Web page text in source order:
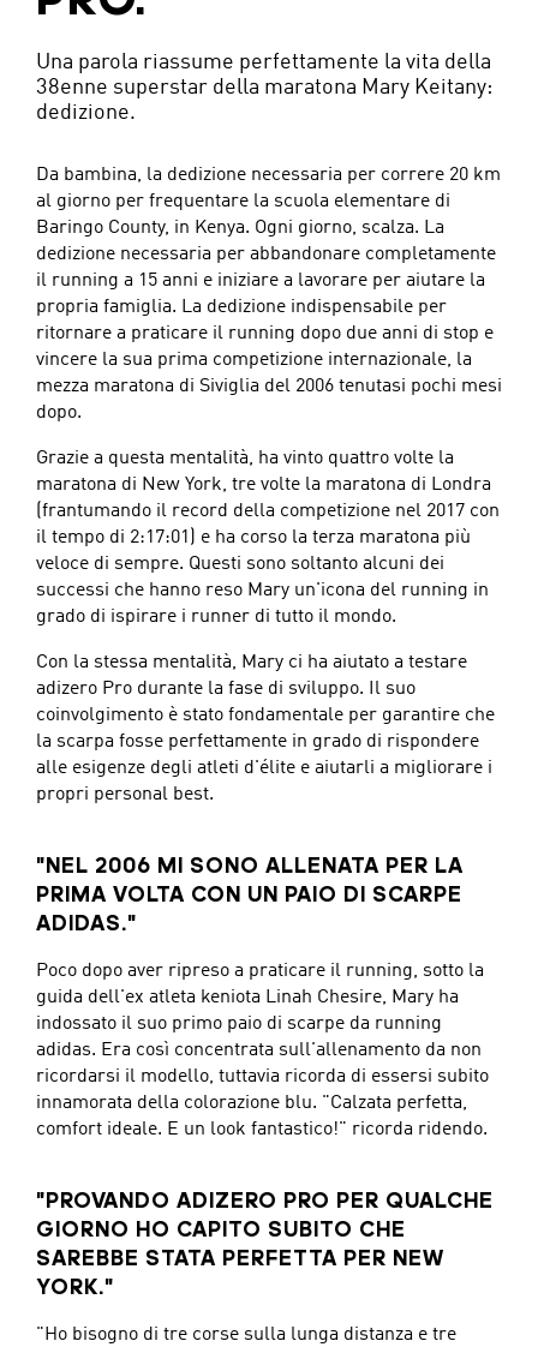
Una parola riassume perfettamente la vita della
38enne superstar della maratona Mary Keitany:
dedizione.
Da bambina, la dedizione necessaria per correre 20 km
al giorno per frequentare la scuola elementare di
Baringo County, in Kenya. Ogni giorno, scalza. La
dedizione necessaria per abbandonare completamente
il running a 15 anni e iniziare a lavorare per aiutare la
propria famiglia. La dedizione indispensabile per
ritornare a praticare il running dopo due anni di stop e
vincere la sua prima competizione internazionale, la
mezza maratona di Siviglia del 2006 tenutasi pochi mesi
dopo.
Grazie a questa mentalità, ha vinto quattro volte la
maratona di New York, tre volte la maratona di Londra
(frantumando il record della competizione nel 2017 con
il tempo di 2:17:01) e ha corso la terza maratona più
veloce di sempre. Questi sono soltanto alcuni dei
successi che hanno reso Mary un'icona del running in
grado di ispirare i runner di tutto il mondo.
Con la stessa mentalità, Mary ci ha aiutato a testare
adizero Pro durante la fase di sviluppo. Il suo
coinvolgimento è stato fondamentale per garantire che
la scarpa fosse perfettamente in grado di rispondere
alle esigenze degli atleti d'élite e aiutarli a migliorare i
propri personal best.
"NEL 2006 MI SONO ALLENATA PER LA
PRIMA VOLTA CON UN PAIO DI SCARPE
ADIDAS."
Poco dopo aver ripreso a praticare il running, sotto la
guida dell'ex atleta keniota Linah Chesire, Mary ha
indossato il suo primo paio di scarpe da running
adidas. Era così concentrata sull'allenamento da non
ricordarsi il modello, tuttavia ricorda di essersi subito
innamorata della colorazione blu. "Calzata perfetta,
comfort ideale. E un look fantastico!" ricorda ridendo.
"PROVANDO ADIZERO PRO PER QUALCHE
GIORNO HO CAPITO SUBITO CHE
SAREBBE STATA PERFETTA PER NEW
YORK."
"Ho bisogno di tre corse sulla lunga distanza e tre